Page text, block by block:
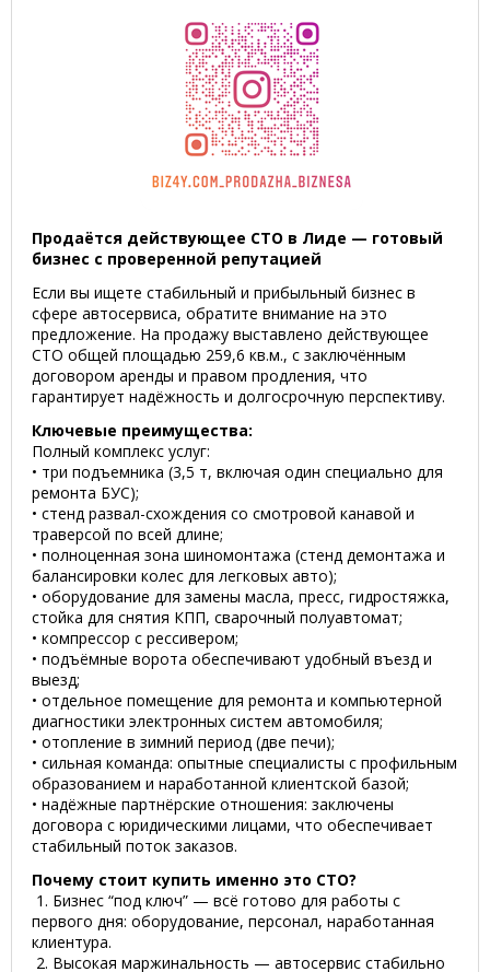
Продаётся действующее СТО в Лиде — готовый
бизнес с проверенной репутацией
Если вы ищете стабильный и прибыльный бизнес в
сфере автосервиса, обратите внимание на это
предложение. На продажу выставлено действующее
СТО общей площадью 259,6 кв.м., с заключённым
договором аренды и правом продления, что
гарантирует надёжность и долгосрочную перспективу.
Ключевые преимущества:
Полный комплекс услуг:
• три подъемника (3,5 т, включая один специально для
ремонта БУС);
• стенд развал-схождения со смотровой канавой и
траверсой по всей длине;
• полноценная зона шиномонтажа (стенд демонтажа и
балансировки колес для легковых авто);
• оборудование для замены масла, пресс, гидростяжка,
стойка для снятия КПП, сварочный полуавтомат;
• компрессор с рессивером;
• подъёмные ворота обеспечивают удобный въезд и
выезд;
• отдельное помещение для ремонта и компьютерной
диагностики электронных систем автомобиля;
• отопление в зимний период (две печи);
• сильная команда: опытные специалисты с профильным
образованием и наработанной клиентской базой;
• надёжные партнёрские отношения: заключены
договора с юридическими лицами, что обеспечивает
стабильный поток заказов.
Почему стоит купить именно это СТО?
1. Бизнес “под ключ” — всё готово для работы с
первого дня: оборудование, персонал, наработанная
клиентура.
2. Высокая маржинальность — автосервис стабильно